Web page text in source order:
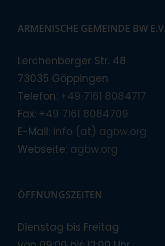
ARMENISCHE GEMEINDE BW E.V.
Lerchenberger Str. 48
73035 Göppingen
Telefon: +49 7161 8084717
Fax: +49 7161 8084709
E-Mail: info (at) agbw.org
Webseite: agbw.org
ÖFFNUNGSZEITEN
Dienstag bis Freitag